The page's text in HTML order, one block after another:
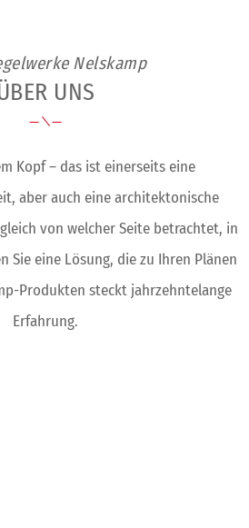
Nelskamp
UNS
Kopf – das ist einerseits eine
aber auch eine architektonische
von welcher Seite betrachtet, in
Sie eine Lösung, die zu Ihren Plänen
Produkten steckt jahrzehntelange
Erfahrung.